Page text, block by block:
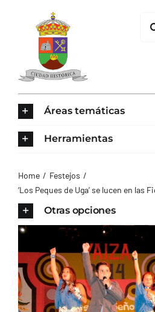
contenido
AYUNTAMIENTO
CONTACTO
Áreas temáticas
Herramientas
Home
Festejos
‘Los Peques de Uga’ se lucen en las
Otras opciones